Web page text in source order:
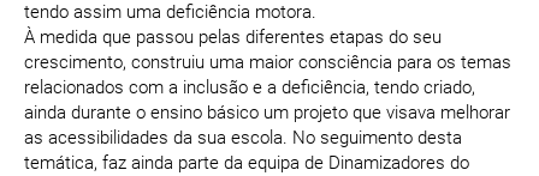
tendo assim uma deficiência motora.
À medida que passou pelas diferentes etapas do seu
crescimento, construiu uma maior consciência para os temas
relacionados com a inclusão e a deficiência, tendo criado,
ainda durante o ensino básico um projeto que visava melhorar
as acessibilidades da sua escola. No seguimento desta
temática, faz ainda parte da equipa de Dinamizadores do